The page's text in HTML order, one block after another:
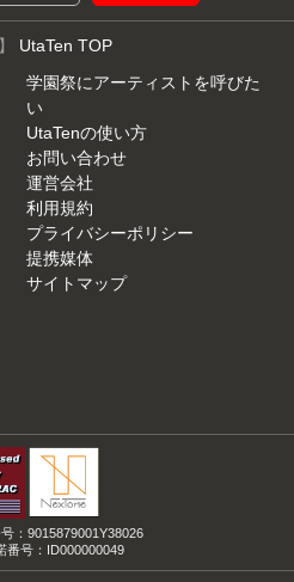
UtaTen TOP
学園祭にアーティストを呼びた
い
UtaTenの使い方
お問い合わせ
運営会社
利用規約
プライバシーポリシー
提携媒体
サイトマップ
：9015879001Y38026
番号：ID000000049